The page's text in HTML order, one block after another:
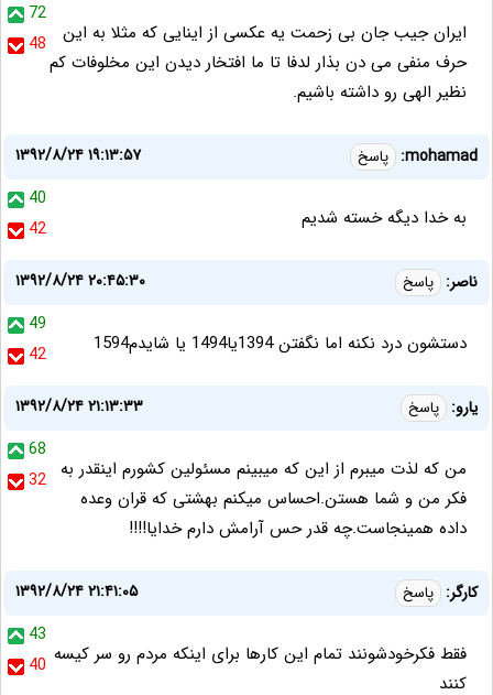
72
48
ایران جیب جان بی زحمت یه عکسی از اینایی که مثلا به این
حرف منفی می دن بذار لدفا تا ما افتخار دیدن این مخلوفات کم
نظیر الهی رو داشته باشیم.
mohamad: پاسخ
۱۳۹۲/۸/۲۴ ۱۹:۱۳:۵۷
40
42
به خدا دیگه خسته شدیم
ناصر: پاسخ
۱۳۹۲/۸/۲۴ ۲۰:۴۵:۳۰
49
42
دستشون درد نکنه اما نگفتن 1394یا1494 یا شایدم1594
یارو: پاسخ
۱۳۹۲/۸/۲۴ ۲۱:۱۳:۳۳
68
32 من که لذت میبرم از این که میبینم مسئولین کشورم اینقدر به
فکر من و شما هستن.احساس میکنم بهشتی که قران وعده
داده همینجاست.چه قدر حس آرامش دارم خدایا!!!!
کارگر: پاسخ
۱۳۹۲/۸/۲۴ ۲۱:۴۱:۰۵
43
40 فقط فکرخودشونند تمام این کارها برای اینکه مردم رو سر کیسه
کنند